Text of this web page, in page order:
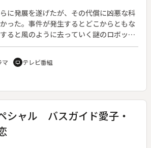
に発展を遂げたが、その代償に凶悪な科
った。事件が発生するとどこからともな
ると風のように去っていく謎のロボッ
ジャンパーソンは愛と炎の電脳で悪に立
ローシリーズ第１２作。（１９９３年１
１月２３日放送、全５０回）◆第１回。
を治療するための薬を運ぶ輸送車が、逃
フィア集団・ネオギルドが輸送車に攻撃
術がなく、少女の命のタイムリミットも
謎のロボット・ジャンパーソンが現れ
マ tv テレビ番組
シャル バスガイド愛子・